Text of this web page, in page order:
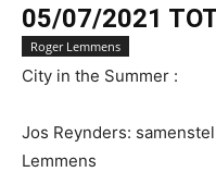
05/07/2021
Roger Lemmens
City in the Summer :
Jos Reynders:
Lemmens